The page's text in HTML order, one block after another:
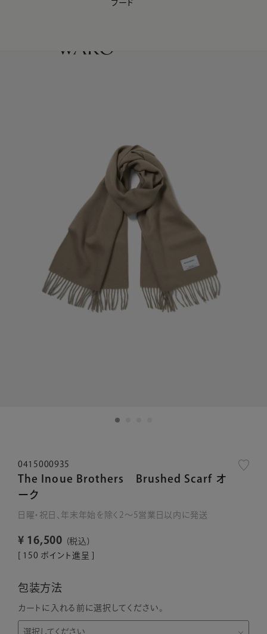
【会員様限定】夏のプレゼントキャンペーン開催中
フード
0415000935
The Inoue Brothers Brushed Scarf オ
ーク
日曜・祝日、年末年始を除く2～5営業日以内に発送
¥ 16,500
税込
150 ポイント進呈 ]
包装方法
カートに入れる前に選択してください。